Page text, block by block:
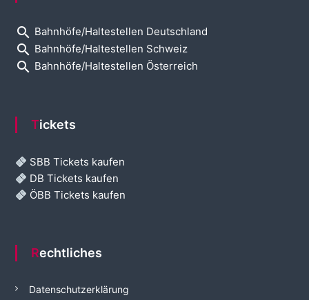
search Bahnhöfe/Haltestellen Deutschland
search Bahnhöfe/Haltestellen Schweiz
search Bahnhöfe/Haltestellen Österreich
Tickets
SBB Tickets kaufen
DB Tickets kaufen
ÖBB Tickets kaufen
Rechtliches
Datenschutzerklärung